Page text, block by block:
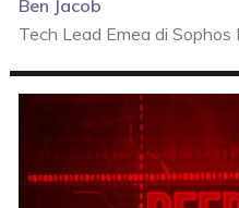
Ben Jacob
Tech Lead Emea di Sophos